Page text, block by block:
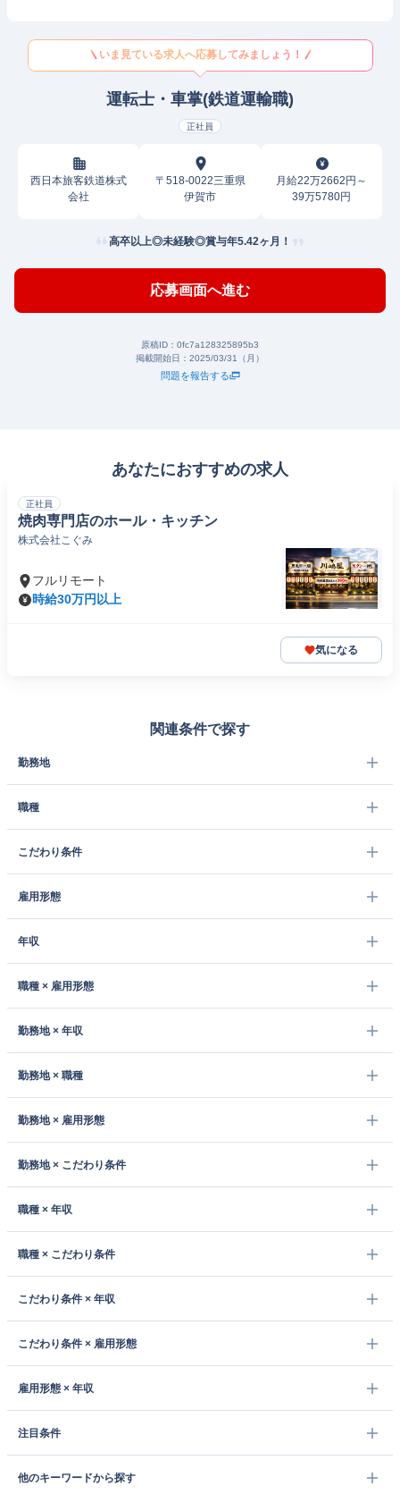
いま見ている求人へ応募してみましょう！
運転士・車掌(鉄道運輸職)
正社員
西日本旅客鉄道株式
会社
〒518-0022三重県
伊賀市
月給22万2662円～
39万5780円
高卒以上◎未経験◎賞与年5.42ヶ月！
応募画面へ進む
原稿ID： 0fc7a128325895b3
掲載開始日： 2025/03/31（月）
問題を報告する
あなたにおすすめの求人
正社員
焼肉専門店のホール・キッチン
株式会社こぐみ
フルリモート
時給30万円以上
気になる
関連条件で探す
勤務地
職種
こだわり条件
雇用形態
年収
職種 × 雇用形態
勤務地 × 年収
勤務地 × 職種
勤務地 × 雇用形態
勤務地 × こだわり条件
職種 × 年収
職種 × こだわり条件
こだわり条件 × 年収
こだわり条件 × 雇用形態
雇用形態 × 年収
注目条件
他のキーワードから探す